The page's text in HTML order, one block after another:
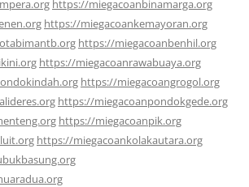
https://miegacoanbinamarga.org
https://miegacoankemayoran.org
https://miegacoanbenhil.org
https://miegacoanrawabuaya.org
https://miegacoangrogol.org
https://miegacoanpondokgede.org
https://miegacoanpik.org
https://miegacoankolakautara.org